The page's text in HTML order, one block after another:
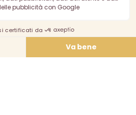
ai minori di 18 anni. L'abuso di